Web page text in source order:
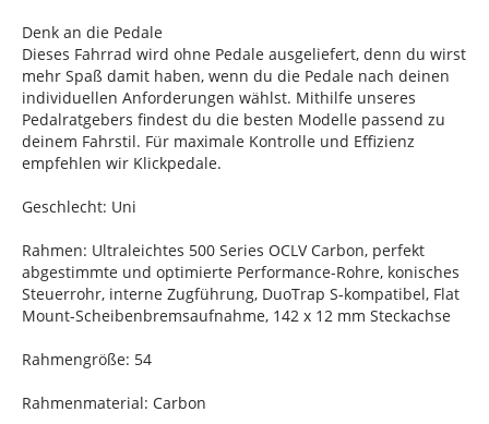
Denk an die Pedale
Dieses Fahrrad wird ohne Pedale ausgeliefert, denn du wirst
mehr Spaß damit haben, wenn du die Pedale nach deinen
individuellen Anforderungen wählst. Mithilfe unseres
Pedalratgebers findest du die besten Modelle passend zu
deinem Fahrstil. Für maximale Kontrolle und Effizienz
empfehlen wir Klickpedale.
Geschlecht: Uni
Rahmen: Ultraleichtes 500 Series OCLV Carbon, perfekt
abgestimmte und optimierte Performance-Rohre, konisches
Steuerrohr, interne Zugführung, DuoTrap S-kompatibel, Flat
Mount-Scheibenbremsaufnahme, 142 x 12 mm Steckachse
Rahmengröße: 54
Rahmenmaterial: Carbon